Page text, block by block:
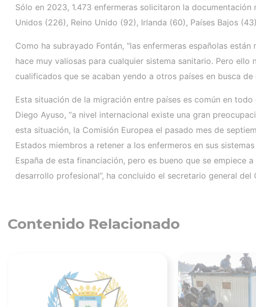
Sólo en 2023, 1.473 enfermeras solicitaron la
Unidos (226), Reino Unido (92), Irlanda (60), Países Bajos
Como ha subrayado Fontán, “las enfermeras españolas
hace muy valiosas para cualquier sistema sanitario. Pero
cualificados que se acaban yendo a otros países en busca
Esta situación de la migración entre países es común en
Diego Ayuso, “a nivel internacional existe una gran
esta situación, la Comisión Europea el pasado mes de
Estados miembros a retener a los enfermeros en sus
España de esta financiación, pero es bueno que se
desarrollo profesional”, ha concluido el secretario general del
Contenido Relacionado